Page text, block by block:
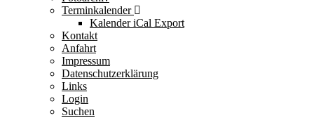
Terminkalender
Kalender iCal Export
Kontakt
Anfahrt
Impressum
Datenschutzerklärung
Links
Login
Suchen